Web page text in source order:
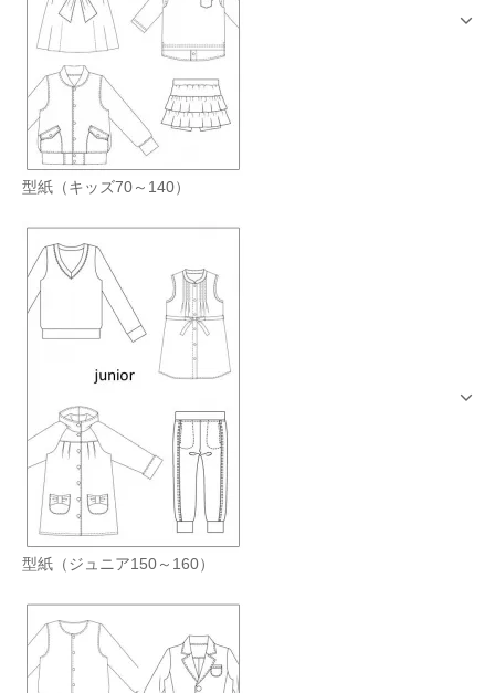
型紙（キッズ70～140）
型紙（ジュニア150～160）